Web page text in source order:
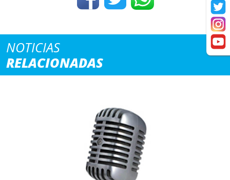
NOTICIAS
RELACIONADAS